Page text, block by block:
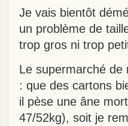
Je vais bientôt
un problème de
trop gros ni trop
Le supermarché de
: que des cartons
il pèse une âne
47/52kg), soit je